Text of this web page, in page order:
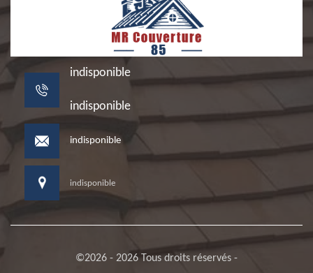
indisponible
indisponible
indisponible
indisponible
©2026 - 2026 Tous droits réservés -